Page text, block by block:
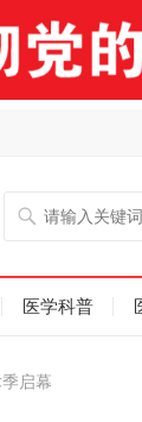
医学科普
启幕